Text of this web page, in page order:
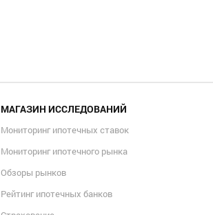
МАГАЗИН ИССЛЕДОВАНИЙ
Мониторинг ипотечных ставок
Мониторинг ипотечного рынка
Обзоры рынков
Рейтинг ипотечных банков